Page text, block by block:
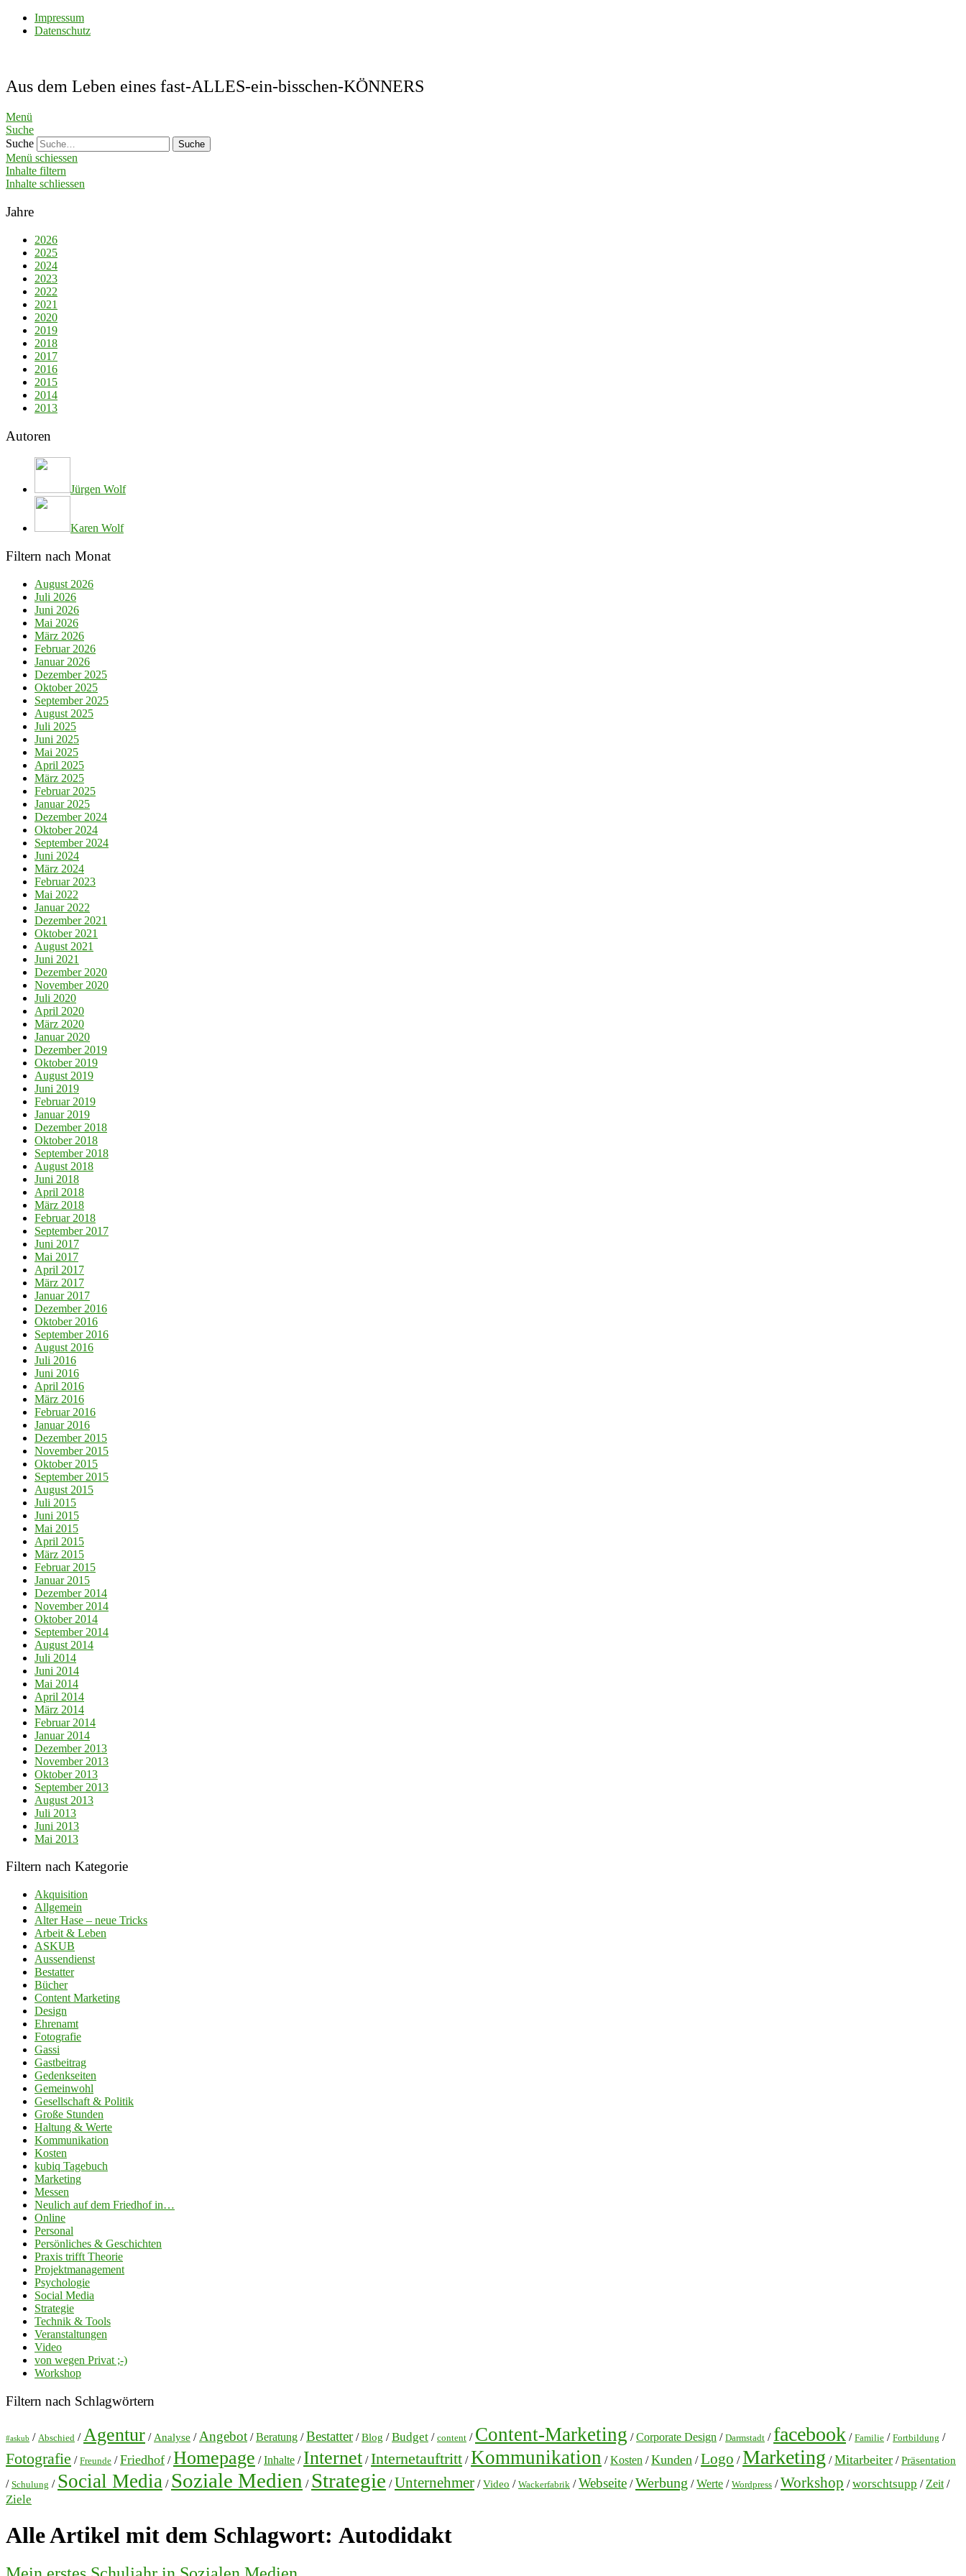
Impressum
Datenschutz
Aus dem Leben eines fast-ALLES-ein-bisschen-KÖNNERS
Menü
Suche
Suche
Menü schiessen
Inhalte filtern
Inhalte schliessen
Jahre
2026
2025
2024
2023
2022
2021
2020
2019
2018
2017
2016
2015
2014
2013
Autoren
Jürgen Wolf
Karen Wolf
Filtern nach Monat
August 2026
Juli 2026
Juni 2026
Mai 2026
März 2026
Februar 2026
Januar 2026
Dezember 2025
Oktober 2025
September 2025
August 2025
Juli 2025
Juni 2025
Mai 2025
April 2025
März 2025
Februar 2025
Januar 2025
Dezember 2024
Oktober 2024
September 2024
Juni 2024
März 2024
Februar 2023
Mai 2022
Januar 2022
Dezember 2021
Oktober 2021
August 2021
Juni 2021
Dezember 2020
November 2020
Juli 2020
April 2020
März 2020
Januar 2020
Dezember 2019
Oktober 2019
August 2019
Juni 2019
Februar 2019
Januar 2019
Dezember 2018
Oktober 2018
September 2018
August 2018
Juni 2018
April 2018
März 2018
Februar 2018
September 2017
Juni 2017
Mai 2017
April 2017
März 2017
Januar 2017
Dezember 2016
Oktober 2016
September 2016
August 2016
Juli 2016
Juni 2016
April 2016
März 2016
Februar 2016
Januar 2016
Dezember 2015
November 2015
Oktober 2015
September 2015
August 2015
Juli 2015
Juni 2015
Mai 2015
April 2015
März 2015
Februar 2015
Januar 2015
Dezember 2014
November 2014
Oktober 2014
September 2014
August 2014
Juli 2014
Juni 2014
Mai 2014
April 2014
März 2014
Februar 2014
Januar 2014
Dezember 2013
November 2013
Oktober 2013
September 2013
August 2013
Juli 2013
Juni 2013
Mai 2013
Filtern nach Kategorie
Akquisition
Allgemein
Alter Hase – neue Tricks
Arbeit & Leben
ASKUB
Aussendienst
Bestatter
Bücher
Content Marketing
Design
Ehrenamt
Fotografie
Gassi
Gastbeitrag
Gedenkseiten
Gemeinwohl
Gesellschaft & Politik
Große Stunden
Haltung & Werte
Kommunikation
Kosten
kubiq Tagebuch
Marketing
Messen
Neulich auf dem Friedhof in…
Online
Personal
Persönliches & Geschichten
Praxis trifft Theorie
Projektmanagement
Psychologie
Social Media
Strategie
Technik & Tools
Veranstaltungen
Video
von wegen Privat ;-)
Workshop
Filtern nach Schlagwörtern
#askub / Abschied / Agentur / Analyse / Angebot /Beratung /Bestatter/Blog /Budget / content / Content-Marketing /Corporate Design / Darmstadt / facebook / Familie / Fortbildung /
Fotografie / Freunde /Friedhof /Homepage /Inhalte / Internet /Internetauftritt /Kommunikation /Kosten /Kunden /Logo /Marketing /Mitarbeiter /Präsentation
/ Schulung / Social Media / Soziale Medien / Strategie /Unternehmer /Video / Wackerfabrik /Webseite /Werbung /Werte / Wordpress /Workshop /worschtsupp / Zeit /
Ziele
Alle Artikel mit dem Schlagwort: Autodidakt